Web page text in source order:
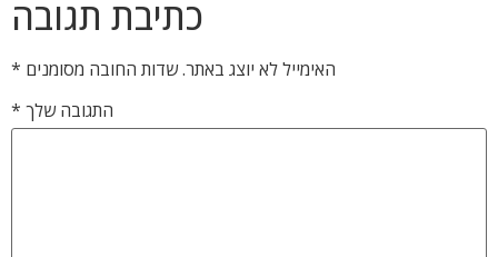
כתיבת תגובה
האימייל לא יוצג באתר.שדות החובה מסומנים *
התגובה שלך *